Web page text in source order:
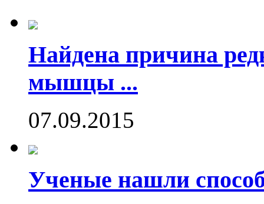
Найдена причина
мышцы ...
07.09.2015
Ученые нашли